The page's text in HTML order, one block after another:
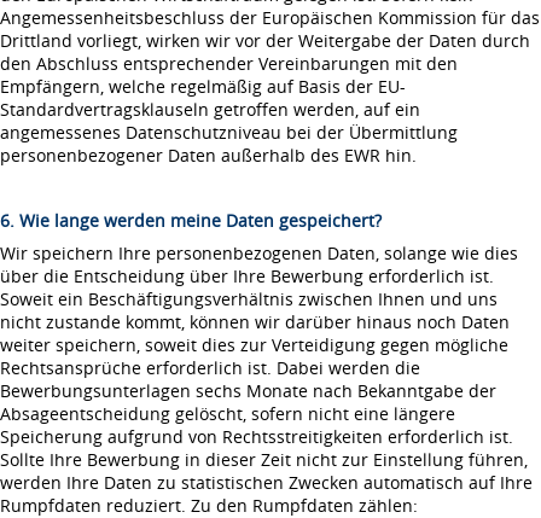
Angemessenheitsbeschluss der Europäischen Kommission für das
Drittland vorliegt, wirken wir vor der Weitergabe der Daten durch
den Abschluss entsprechender Vereinbarungen mit den
Empfängern, welche regelmäßig auf Basis der EU-
Standardvertragsklauseln getroffen werden, auf ein
angemessenes Datenschutzniveau bei der Übermittlung
personenbezogener Daten außerhalb des EWR hin.
6. Wie lange werden meine Daten gespeichert?
Wir speichern Ihre personenbezogenen Daten, solange wie dies
über die Entscheidung über Ihre Bewerbung erforderlich ist.
Soweit ein Beschäftigungsverhältnis zwischen Ihnen und uns
nicht zustande kommt, können wir darüber hinaus noch Daten
weiter speichern, soweit dies zur Verteidigung gegen mögliche
Rechtsansprüche erforderlich ist. Dabei werden die
Bewerbungsunterlagen sechs Monate nach Bekanntgabe der
Absageentscheidung gelöscht, sofern nicht eine längere
Speicherung aufgrund von Rechtsstreitigkeiten erforderlich ist.
Sollte Ihre Bewerbung in dieser Zeit nicht zur Einstellung führen,
werden Ihre Daten zu statistischen Zwecken automatisch auf Ihre
Rumpfdaten reduziert. Zu den Rumpfdaten zählen: